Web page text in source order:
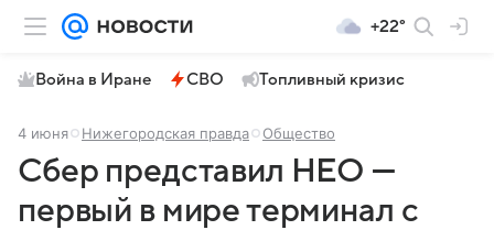
+22°
Война в Иране СВО Топливный кризис
4 июня Нижегородская правда Общество
Сбер представил НЕО —
первый в мире терминал с